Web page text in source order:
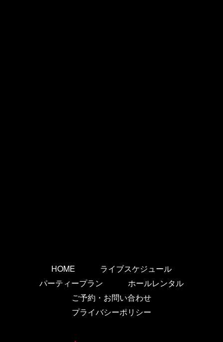
HOME
ライブスケジュール
パーティープラン
ホールレンタル
ご予約・お問い合わせ
プライバシーポリシー